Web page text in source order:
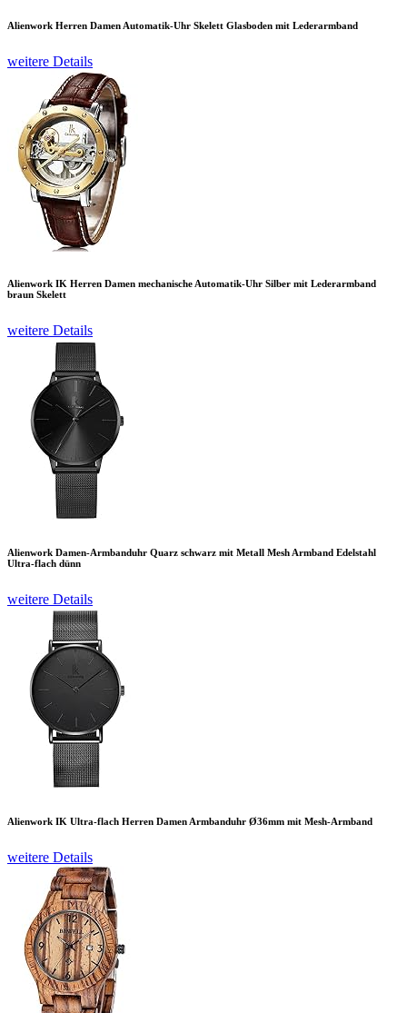
Alienwork Herren Damen Automatik-Uhr Skelett Glasboden mit Lederarmband
weitere Details
Alienwork IK Herren Damen mechanische Automatik-Uhr Silber mit Lederarmband
braun Skelett
weitere Details
Alienwork Damen-Armbanduhr Quarz schwarz mit Metall Mesh Armband Edelstahl
Ultra-flach dünn
weitere Details
Alienwork IK Ultra-flach Herren Damen Armbanduhr Ø36mm mit Mesh-Armband
weitere Details